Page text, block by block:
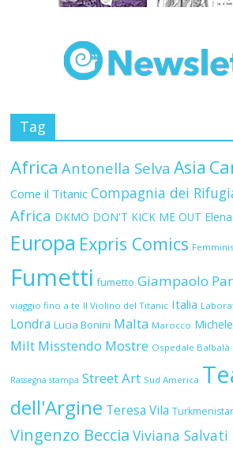
Tag
Africa Antonella Selva Asia
Come il Titanic Compagnia dei
Africa DKMO DON'T KICK ME OUT
Europa Expris Comics
Fumetti fumetto Giampaolo
viaggio fino a te Il Violino del Titanic Italia
Londra Lucia Bonini Malta Marocco
Milt Misstendo Mostre Ospedale Balbalà
Rassegna stampa Street Art Sud America
dell'Argine Teresa Vila
Vingenzo Beccia Viviana Salvati